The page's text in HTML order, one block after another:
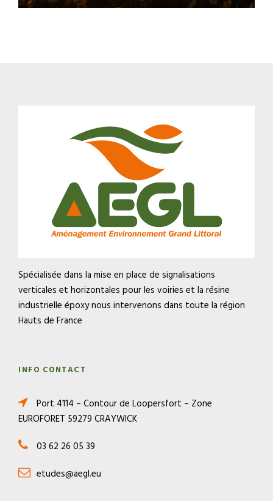
Spécialisée dans la mise en place de signalisations
verticales et horizontales pour les voiries et la résine
industrielle époxy nous intervenons dans toute la région
Hauts de France
INFO CONTACT
Port 4114 – Contour de Loopersfort – Zone
EUROFORET 59279 CRAYWICK
03 62 26 05 39
etudes@aegl.eu